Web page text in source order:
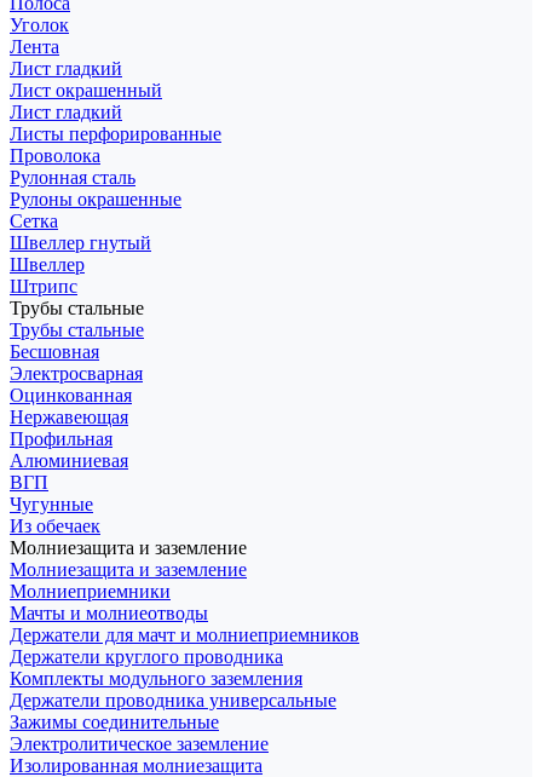
Уголок
Лента
Лист гладкий
Лист окрашенный
Лист гладкий
Листы перфорированные
Проволока
Рулонная сталь
Рулоны окрашенные
Сетка
Швеллер гнутый
Швеллер
Штрипс
Трубы стальные
Трубы стальные
Бесшовная
Электросварная
Оцинкованная
Нержавеющая
Профильная
Алюминиевая
ВГП
Чугунные
Из обечаек
Молниезащита и заземление
Молниезащита и заземление
Молниеприемники
Мачты и молниеотводы
Держатели для мачт и молниеприемников
Держатели круглого проводника
Комплекты модульного заземления
Держатели проводника универсальные
Зажимы соединительные
Электролитическое заземление
Изолированная молниезащита